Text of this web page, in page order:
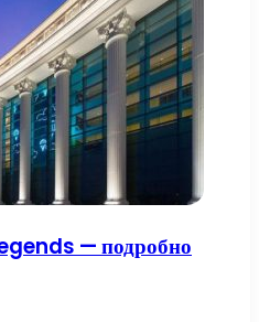
— подробно